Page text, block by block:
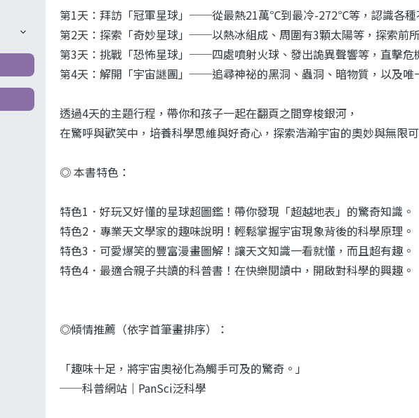
第1天：拜訪「冠軍星球」──從最熱21萬℃到最冷-272℃等，認識各種
第2天：探索「奇妙星球」──以熱冰組成、周圍有3顆太陽等，探索前
第3天：挑戰「恐怖星球」──四處噴射火球、發出詭異聲響等，直擊危
第4天：解開「宇宙謎團」──追尋神祕的黑洞、蟲洞、暗物質，以及唯
透過4天的主題行程，帶你和孩子一起在翻頁之間穿梭銀河，
在驚呼與歡笑中，培養科學思維與好奇心，探索浩瀚宇宙的奧妙與無限可
◎ 本書特色：
特色1．好玩又好懂的星球超圖鑑！帶你發現「超越地表」的驚奇知識。
特色2．專業天文學家的趣味說明！輕鬆掌握宇宙現象背後的科學原理。
特色3．可愛爆笑的豐富漫畫圖解！讓天文知識一看就懂，而且超有趣。
特色4．最適合親子共讀的科普書！在快樂閱讀中，開啟對科學的興趣。
◎傾情推薦（依字首筆畫排序）：
「趣味十足，將宇宙奧祕化為觸手可及的驚奇。」
──科普網站｜PanSci泛科學